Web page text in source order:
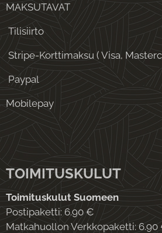
MAKSUTAVAT
Tilisiirto
Stripe-Korttimaksu ( Visa,
Paypal
Mobilepay
TOIMITUSKULUT
Toimituskulut Suomeen
Postipaketti: 6.90 €
Matkahuollon Verkkopaketti: 6.90